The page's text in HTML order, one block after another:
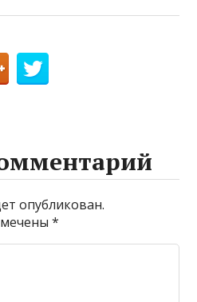
опубликован.
*